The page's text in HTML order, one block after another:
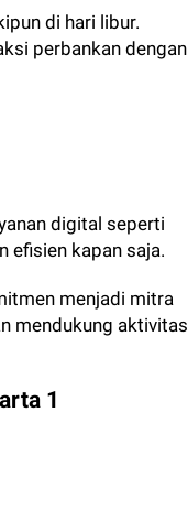
di hari libur.
perbankan dengan
digital seperti
efisien kapan saja.
menjadi mitra
mendukung aktivitas
1